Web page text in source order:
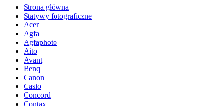
Strona główna
Statywy fotograficzne
Acer
Agfa
Agfaphoto
Aito
Avant
Benq
Canon
Casio
Concord
Contax